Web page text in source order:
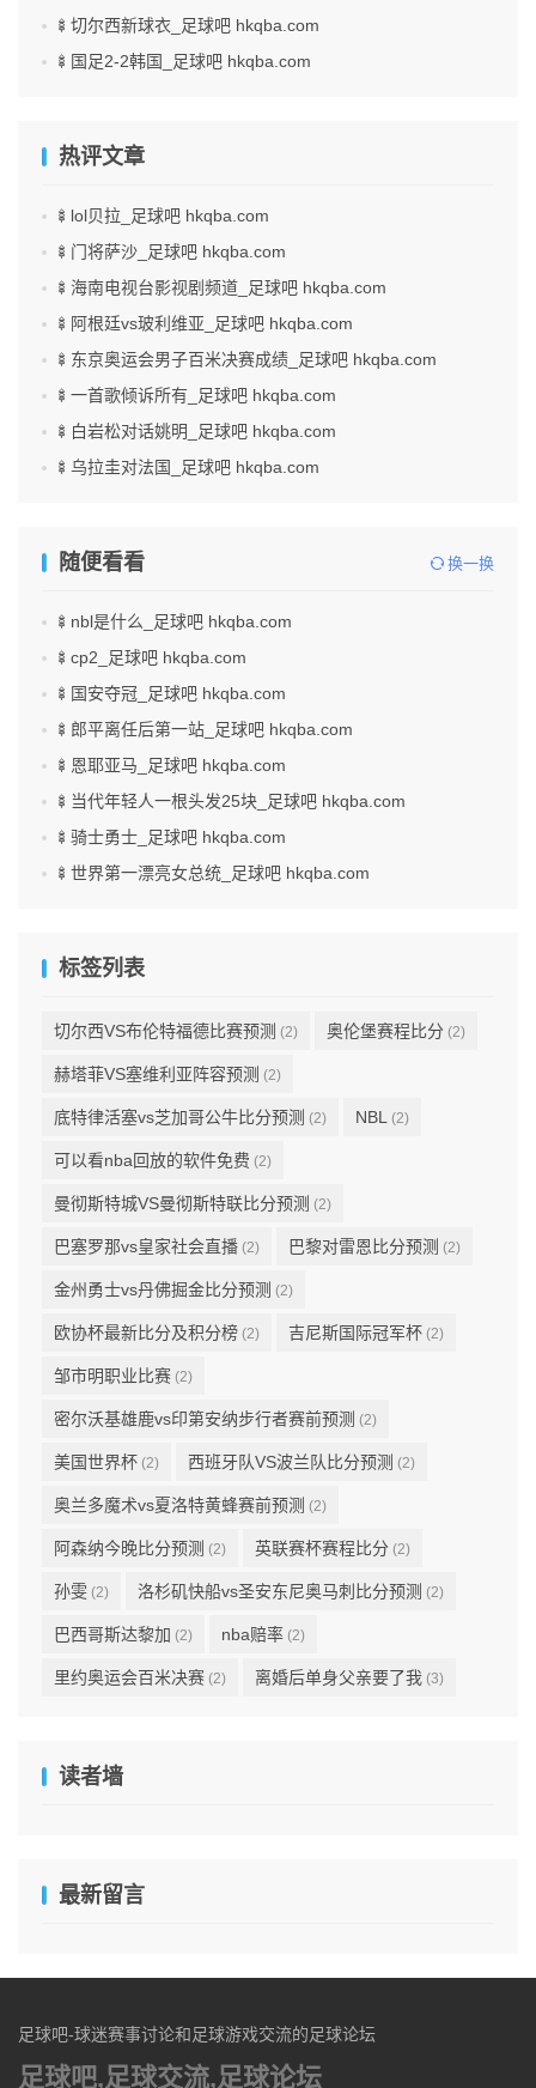
🍢切尔西新球衣_足球吧 hkqba.com
🍢国足2-2韩国_足球吧 hkqba.com
热评文章
🍢lol贝拉_足球吧 hkqba.com
🍢门将萨沙_足球吧 hkqba.com
🍢海南电视台影视剧频道_足球吧 hkqba.com
🍢阿根廷vs玻利维亚_足球吧 hkqba.com
🍢东京奥运会男子百米决赛成绩_足球吧 hkqba.com
🍢一首歌倾诉所有_足球吧 hkqba.com
🍢白岩松对话姚明_足球吧 hkqba.com
🍢乌拉圭对法国_足球吧 hkqba.com
随便看看 换一换
🍢nbl是什么_足球吧 hkqba.com
🍢cp2_足球吧 hkqba.com
🍢国安夺冠_足球吧 hkqba.com
🍢郎平离任后第一站_足球吧 hkqba.com
🍢恩耶亚马_足球吧 hkqba.com
🍢当代年轻人一根头发25块_足球吧 hkqba.com
🍢骑士勇士_足球吧 hkqba.com
🍢世界第一漂亮女总统_足球吧 hkqba.com
标签列表
切尔西VS布伦特福德比赛预测 (2) 奥伦堡赛程比分 (2)
赫塔菲VS塞维利亚阵容预测 (2)
底特律活塞vs芝加哥公牛比分预测 (2) NBL (2)
可以看nba回放的软件免费 (2)
曼彻斯特城VS曼彻斯特联比分预测 (2)
巴塞罗那vs皇家社会直播 (2) 巴黎对雷恩比分预测 (2)
金州勇士vs丹佛掘金比分预测 (2)
欧协杯最新比分及积分榜 (2) 吉尼斯国际冠军杯 (2)
邹市明职业比赛 (2)
密尔沃基雄鹿vs印第安纳步行者赛前预测 (2)
美国世界杯 (2) 西班牙队VS波兰队比分预测 (2)
奥兰多魔术vs夏洛特黄蜂赛前预测 (2)
阿森纳今晚比分预测 (2) 英联赛杯赛程比分 (2)
孙雯 (2) 洛杉矶快船vs圣安东尼奥马刺比分预测 (2)
巴西哥斯达黎加 (2) nba赔率 (2)
里约奥运会百米决赛 (2) 离婚后单身父亲要了我 (3)
读者墙
最新留言
足球吧-球迷赛事讨论和足球游戏交流的足球论坛
足球吧,足球交流,足球论坛